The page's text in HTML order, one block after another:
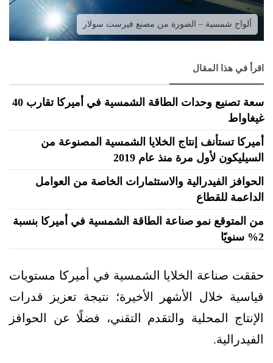
ألواح شمسية – الصورة من مصنع فيرست سولار
اقرأ في هذا المقال
سعة تصنيع وحدات الطاقة الشمسية في أميركا تقارب 40
غيغاواط
أميركا تستأنف إنتاج الخلايا الشمسية المصنوعة من
السيليكون لأول مرة منذ عام 2019
الحوافز الفيدرالية والاستثمارات الخاصة من العوامل
الداعمة للقطاع
من المتوقع نمو صناعة الطاقة الشمسية في أميركا بنسبة
2% سنويًا
حققت صناعة الخلايا الشمسية في أميركا مستويات
قياسية خلال الأشهر الأخيرة؛ نتيجة تعزيز قدرات
الإنتاج المحلية والتقدم التقني، فضلًا عن الحوافز
الفيدرالية.